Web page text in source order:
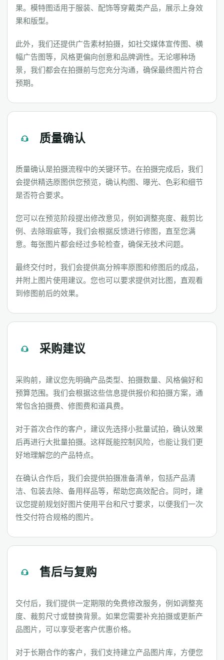
果。模特图适用于服装、配饰等穿戴类产品，展示上身效
果和版型。
此外，我们还提供广告素材拍摄，如社交媒体宣传图、横
幅广告图等，风格更偏向创意和品牌调性。无论哪种场
景，我们都会在拍摄前与您充分沟通，确保最终图片符合
预期。
质量确认
质量确认是拍摄流程中的关键环节。在拍摄完成后，我们
会提供精选原图供您预览，确认构图、曝光、色彩和细节
是否符合要求。
您可以在预览阶段提出修改意见，例如调整亮度、裁剪比
例、去除瑕疵等，我们会根据反馈进行修图，直至您满
意。每张图片都会经过多轮检查，确保无技术问题。
最终交付时，我们会提供高分辨率原图和修图后的成品，
并附上图片使用建议。您也可以要求提供对比图，直观看
到修图前后的效果。
采购建议
采购前，建议您先明确产品类型、拍摄数量、风格偏好和
预算范围。我们会根据这些信息提供报价和拍摄方案，通
常包含拍摄费、修图费和道具费。
对于首次合作的客户，建议先选择小批量试拍，确认效果
后再进行大批量拍摄。这样既能控制风险，也能让我们更
好地理解您的产品特点。
在确认合作后，我们会提供拍摄准备清单，包括产品清
洁、包装去除、备用样品等，帮助您高效配合。同时，建
议您提前规划好图片使用平台和尺寸要求，以便我们一次
性交付符合规格的图片。
售后与复购
交付后，我们提供一定期限的免费修改服务，例如调整亮
度、裁剪尺寸或替换背景。如果您需要补充拍摄或更新产
品图片，可以享受老客户优惠价格。
对于长期合作的客户，我们支持建立产品图片库，方便您